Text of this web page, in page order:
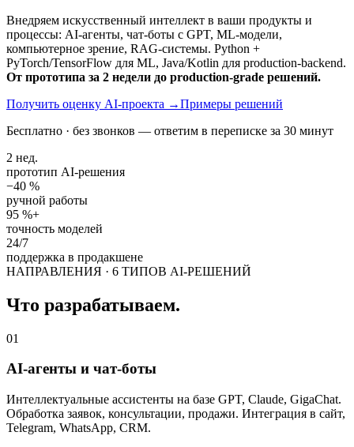
Внедряем искусственный интеллект в ваши продукты и
процессы: AI-агенты, чат-боты с GPT, ML-модели,
компьютерное зрение, RAG-системы. Python +
PyTorch/TensorFlow для ML, Java/Kotlin для production-backend.
От прототипа за 2 недели до production-grade решений.
Получить оценку AI-проекта →Примеры решений
Бесплатно · без звонков — ответим в переписке за 30 минут
2 нед.
прототип AI-решения
−40 %
ручной работы
95 %+
точность моделей
24/7
поддержка в продакшене
НАПРАВЛЕНИЯ · 6 ТИПОВ AI-РЕШЕНИЙ
Что разрабатываем.
01
AI-агенты и чат-боты
Интеллектуальные ассистенты на базе GPT, Claude, GigaChat.
Обработка заявок, консультации, продажи. Интеграция в сайт,
Telegram, WhatsApp, CRM.